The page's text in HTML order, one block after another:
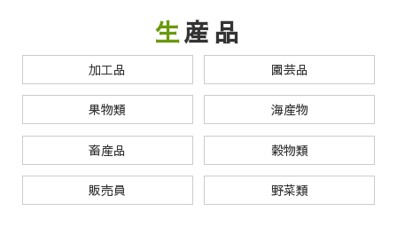
生産品
加工品 園芸品
果物類 海産物
畜産品 穀物類
販売員 野菜類